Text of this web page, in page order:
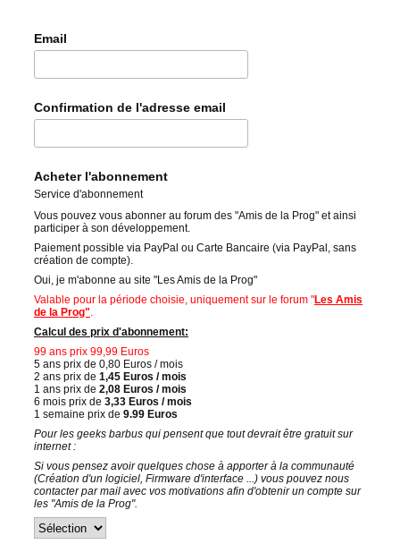
Email
Confirmation de l'adresse email
Acheter l'abonnement
Service d'abonnement
Vous pouvez vous abonner au forum des "Amis de la Prog" et ainsi
participer à son développement.
Paiement possible via PayPal ou Carte Bancaire (via PayPal, sans
création de compte).
Oui, je m'abonne au site "Les Amis de la Prog"
Valable pour la période choisie, uniquement sur le forum "Les Amis
de la Prog".
Calcul des prix d'abonnement:
99 ans prix 99,99 Euros
5 ans prix de 0,80 Euros / mois
2 ans prix de 1,45 Euros / mois
1 ans prix de 2,08 Euros / mois
6 mois prix de 3,33 Euros / mois
1 semaine prix de 9.99 Euros
Pour les geeks barbus qui pensent que tout devrait être gratuit sur
internet :
Si vous pensez avoir quelques chose à apporter à la communauté
(Création d'un logiciel, Firmware d'interface ...) vous pouvez nous
contacter par mail avec vos motivations afin d'obtenir un compte sur
les "Amis de la Prog".